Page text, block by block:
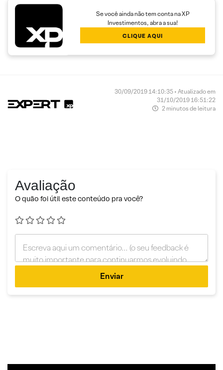
Se você ainda não tem conta na XP
Investimentos, abra a sua!
CLIQUE AQUI
30/09/2019 14:10:35 • Atualizado em
31/10/2019 16:51:22
2 minutos de leitura
Avaliação
O quão foi útil este conteúdo pra você?
Enviar